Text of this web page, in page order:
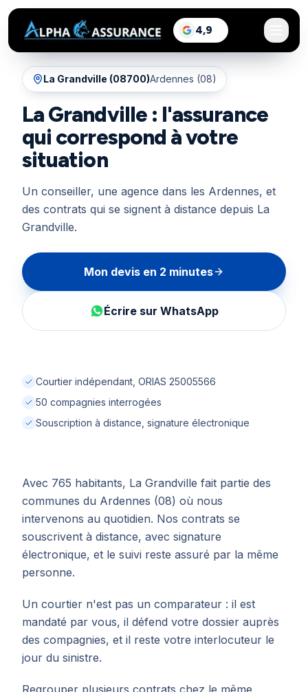
4,9
sur Google, voir les
La Grandville (08700)Ardennes (08)
La Grandville : l'assurance
qui correspond à votre
situation
Un conseiller, une agence dans les Ardennes, et
des contrats qui se signent à distance depuis La
Grandville.
Mon devis en 2 minutes
Écrire sur WhatsApp
Courtier indépendant, ORIAS 25005566
50 compagnies interrogées
Souscription à distance, signature électronique
Avec 765 habitants, La Grandville fait partie des
communes du Ardennes (08) où nous
intervenons au quotidien. Nos contrats se
souscrivent à distance, avec signature
électronique, et le suivi reste assuré par la même
personne.
Un courtier n'est pas un comparateur : il est
mandaté par vous, il défend votre dossier auprès
des compagnies, et il reste votre interlocuteur le
jour du sinistre.
Regrouper plusieurs contrats chez le même